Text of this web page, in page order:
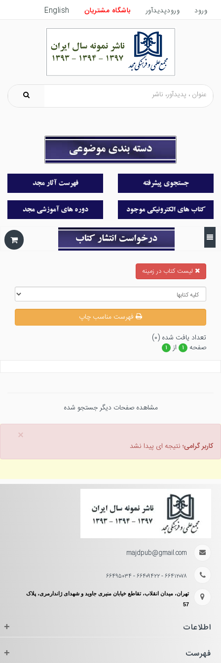
ورود ورودپدیدآور باشگاه مشتریان English
ليست كتاب در زمينه
فهرست مناسب چاپ
تعداد يافت شده (۰)
صفحه
۱ از ۱
مشاهده صفحات دیگر جستجو شده
×
کاربر گرامی؛ نتیجه ای پیدا نشد
majdpub@gmail.com
۶۶۴۱۲۰۷۸ - ۶۶۴۰۹۴۲۲ - ۶۶۴۹۵۰۳۴
تهران، میدان انقلاب، تقاطع خیابان منیری جاوید و شهدای ژاندارمری، پلاک
57
اطلاعات +
فهرست +